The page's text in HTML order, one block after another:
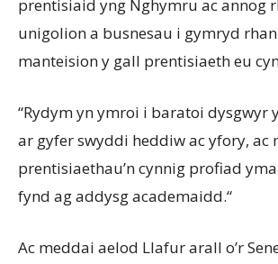
prentisiaid yng Nghymru ac annog
unigolion a busnesau i gymryd
manteision y gall prentisiaeth eu
“Rydym yn ymroi i baratoi dysgwyr
ar gyfer swyddi heddiw ac yfory, ac
prentisiaethau’n cynnig profiad
fynd ag addysg academaidd.“
Ac meddai aelod Llafur arall o’r